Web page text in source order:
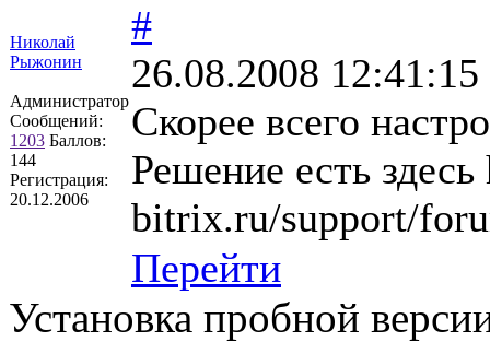
Николай
Рыжонин
Администратор
Сообщений:
1203 Баллов:
144
Регистрация:
20.12.2006
#
26.08.2008 12:41:15
Скорее всего
Решение есть
bitrix.ru/support/
Перейти
Установка пробной